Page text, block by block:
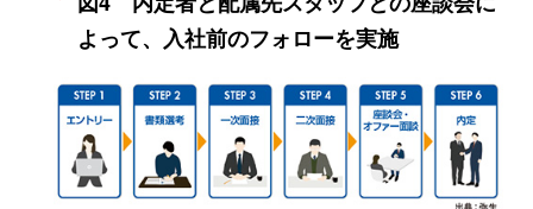
よって、入社前のフォローを実施